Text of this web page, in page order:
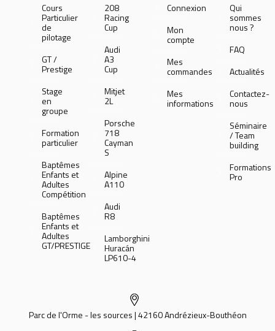
Cours
Particulier
de
pilotage
GT /
Prestige
Stage
en
groupe
Formation
particulier
Baptêmes
Enfants et
Adultes
Compétition
Baptêmes
Enfants et
Adultes
GT/PRESTIGE
208
Racing
Cup
Audi
A3
Cup
Mitjet
2L
Porsche
718
Cayman
S
Alpine
A110
Audi
R8
Lamborghini
Huracán
LP610-4
Connexion
Mon
compte
Mes
commandes
Mes
informations
Qui
sommes
nous ?
FAQ
Actualités
Contactez-
nous
Séminaire
/ Team
building
Formations
Pro
Parc de l'Orme - les sources | 42160 Andrézieux-Bouthéon